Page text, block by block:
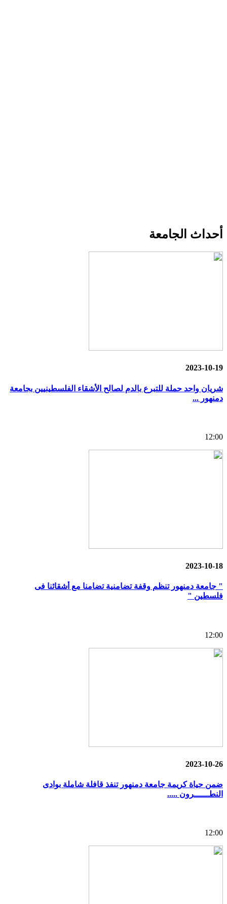
أحداث الجامعة
2023-10-19
شريان واحد حملة للتبرع بالدم لصالح الأشقاء الفلسطينيين بجامعة
دمنهور ...
12:00
2023-10-18
" جامعة دمنهور تنظم وقفة تضامنية تضامنا مع أشقائنا فى
فلسطين "
12:00
2023-10-26
ضمن حياة كريمة جامعة دمنهور تنفذ قافلة شاملة بوادى
النطــــــرون .....
12:00